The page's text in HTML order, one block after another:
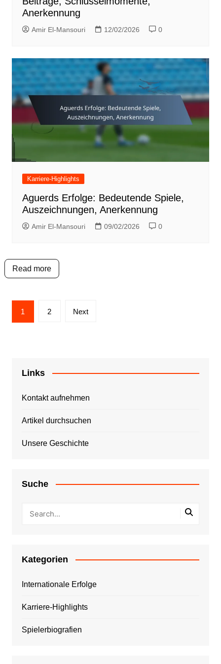
Anerkennung
Amir El-Mansouri 12/02/2026 0
Karriere-Highlights
Aguerds Erfolge: Bedeutende Spiele,
Auszeichnungen, Anerkennung
Amir El-Mansouri 09/02/2026 0
Read more
Posts
pagination
1 2 Next
Links
Kontakt aufnehmen
Artikel durchsuchen
Unsere Geschichte
Suche
Kategorien
Internationale Erfolge
Karriere-Highlights
Spielerbiografien